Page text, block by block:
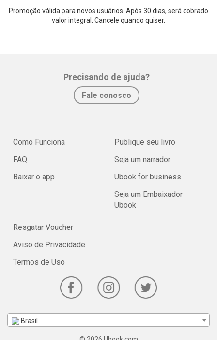
Promoção válida para novos usuários. Após 30 dias, será cobrado
valor integral. Cancele quando quiser.
Precisando de ajuda?
Fale conosco
Como Funciona
FAQ
Baixar o app
Publique seu livro
Seja um narrador
Ubook for business
Seja um Embaixador
Ubook
Resgatar Voucher
Aviso de Privacidade
Termos de Uso
Brasil